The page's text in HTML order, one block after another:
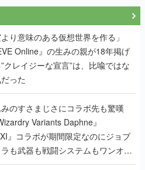
Online』の生みの親が18年掲げ
だった
のすさまじさにコラボ先も驚嘆
Variants Daphne』
』コラボが期間限定なのにジョブ
も武器も戦闘システムもワンオフ
まれた理由を両ディレクターに聞
』の弓削雅稔×『ライデンファ
』の齋藤貴幸──かつて縦シュー全
えていた2人が、30年後に同じ会